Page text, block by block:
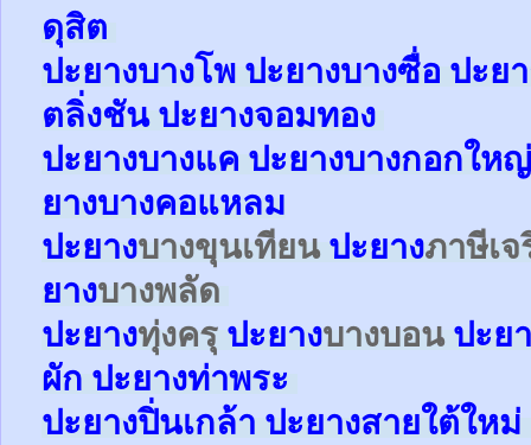
ดุสิต
ปะยางบางโพ ปะยางบางซื่อ ปะย
ตลิ่งชัน ปะยางจอมทอง
ปะยางบางแค ปะยางบางกอกให
ยางบางคอแหลม
ปะยางบางขุนเทียน ปะยางภาษีเ
ยางบางพลัด
ปะยางทุ่งครุ ปะยางบางบอน ปะย
ผัก ปะยางท่าพระ
ปะยางปิ่นเกล้า ปะยางสายใต้ใหม่